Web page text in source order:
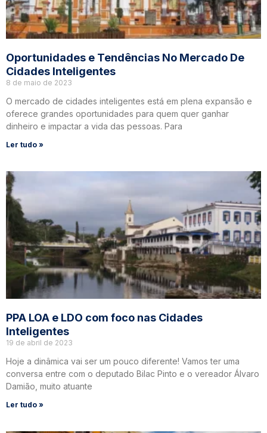
Oportunidades e Tendências No Mercado De
Cidades Inteligentes
8 de maio de 2023
O mercado de cidades inteligentes está em plena expansão e
oferece grandes oportunidades para quem quer ganhar
dinheiro e impactar a vida das pessoas. Para
Ler tudo »
PPA LOA e LDO com foco nas Cidades
Inteligentes
19 de abril de 2023
Hoje a dinâmica vai ser um pouco diferente! Vamos ter uma
conversa entre com o deputado Bilac Pinto e o vereador Álvaro
Damião, muito atuante
Ler tudo »